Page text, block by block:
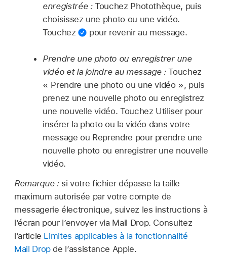
enregistrée :Touchez Photothèque, puis
choisissez une photo ou une vidéo.
Touchez
pour revenir au message.
Prendre une photo ou enregistrer une
vidéo et la joindre au message :Touchez
« Prendre une photo ou une vidéo », puis
prenez une nouvelle photo ou enregistrez
une nouvelle vidéo. Touchez Utiliser pour
insérer la photo ou la vidéo dans votre
message ou Reprendre pour prendre une
nouvelle photo ou enregistrer une nouvelle
vidéo.
Remarque : si votre fichier dépasse la taille
maximum autorisée par votre compte de
messagerie électronique, suivez les instructions à
l’écran pour l’envoyer via Mail Drop. Consultez
l’article Limites applicables à la fonctionnalité
Mail Dropde l’assistance Apple.